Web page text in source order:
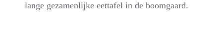
lange gezamenlijke eettafel in de boomgaard.